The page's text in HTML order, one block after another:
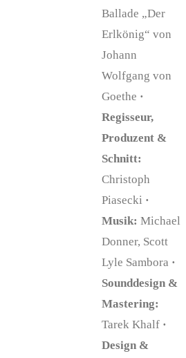
Ballade „Der
Erlkönig“ von
Johann
Wolfgang von
Goethe ·
Regisseur,
Produzent &
Schnitt:
Christoph
Piasecki ·
Musik: Michael
Donner, Scott
Lyle Sambora ·
Sounddesign &
Mastering:
Tarek Khalf ·
Design &